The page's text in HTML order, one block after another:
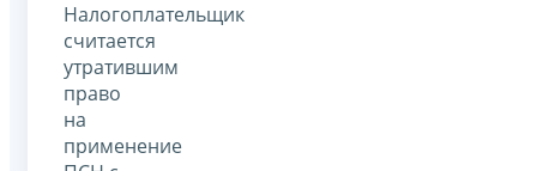
Налогоплательщик
считается
утратившим
право
на
применение